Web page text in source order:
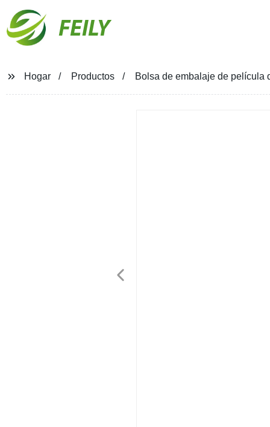
FEILY
Hogar Productos Bolsa de embalaje de película